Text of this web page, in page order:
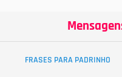
FRASES PARA PADRINHO